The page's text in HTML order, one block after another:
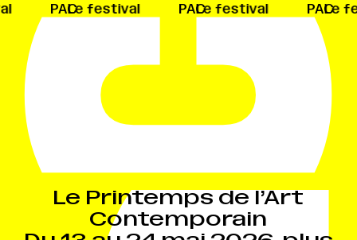
Le Printemps de l’Art
Contemporain
Le festival
PAC Le festival
PAC